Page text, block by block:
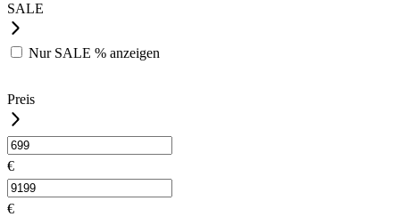
SALE
Nur SALE % anzeigen
Preis
€
€